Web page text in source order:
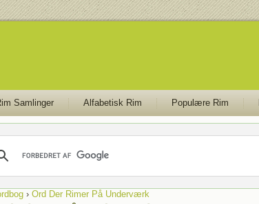
Samlinger Alfabetisk Rim Populære Rim
› Ord Der Rimer På Underværk